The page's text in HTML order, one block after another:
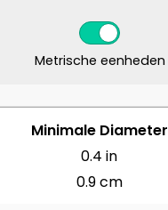
Metrische eenheden
CENTIMETER
Minimale Diameter
0.4 in
0.9 cm